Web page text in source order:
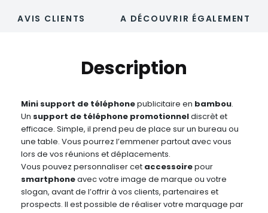
AVIS CLIENTS A DÉCOUVRIR ÉGALEMENT
Description
Mini support de téléphonepublicitaire en bambou.
Un support de téléphone promotionneldiscrèt et
efficace. Simple, il prend peu de place sur un bureau ou
une table. Vous pourrez l’emmener partout avec vous
lors de vos réunions et déplacements.
Vous pouvez personnaliser cet accessoirepour
smartphoneavec votre image de marque ou votre
slogan, avant de l’offrir à vos clients, partenaires et
prospects. Il est possible de réaliser votre marquage par